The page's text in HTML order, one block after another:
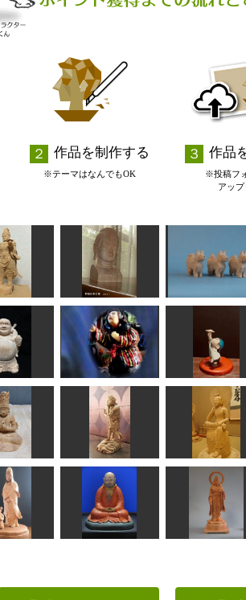
作品を制作する
※テーマはなんでもOK
作品
※投稿フ
アッ
門天
ぺい
釈迦如来仏頭
はごろも
戌
合之内 麻呂
布袋様
ゃん
おしん
sigesama
紙飛行機
MINI
来坐像
でし
制多迦童子
ハク
弥勒菩薩
耕ちゃん